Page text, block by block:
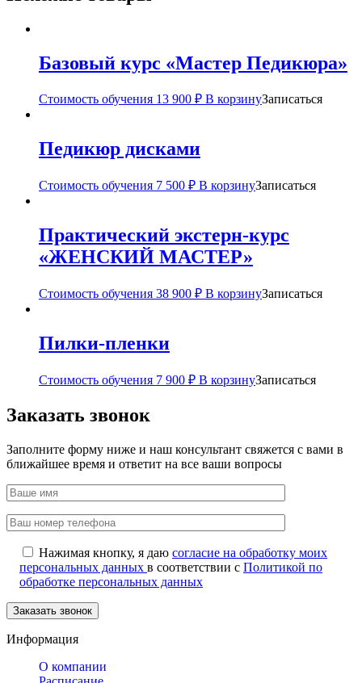
Базовый курс «Мастер Педикюра»
Стоимость обучения 13 900 ₽ В корзинуЗаписаться
Педикюр дисками
Стоимость обучения 7 500 ₽ В корзинуЗаписаться
Практический экстерн-курс
«ЖЕНСКИЙ МАСТЕР»
Стоимость обучения 38 900 ₽ В корзинуЗаписаться
Пилки-пленки
Стоимость обучения 7 900 ₽ В корзинуЗаписаться
Заказать звонок
Заполните форму ниже и наш консультант свяжется с вами в
ближайшее время и ответит на все ваши вопросы
Нажимая кнопку, я даю согласие на обработку моих
персональных данных в соответствии с Политикой по
обработке персональных данных
Информация
О компании